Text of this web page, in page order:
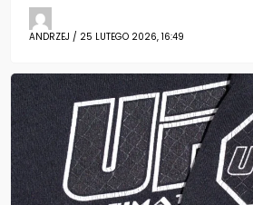
ANDRZEJ / 25 LUTEGO 2026, 16:49